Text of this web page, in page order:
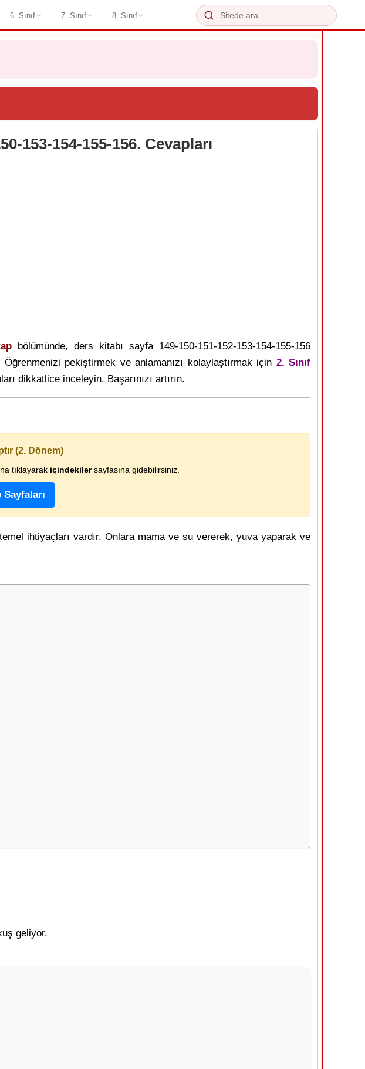
6. Sınıf 7. Sınıf 8. Sınıf
153-154-155-156. Cevapları
bölümünde, ders kitabı sayfa 149-150-151-152-153-154-155-156
Öğrenmenizi pekiştirmek ve anlamanızı kolaylaştırmak için 2. Sınıf
dikkatlice inceleyin. Başarınızı artırın.
(2. Dönem)
tıklayarak içindekilersayfasına gidebilirsiniz.
Sayfaları
ihtiyaçları vardır. Onlara mama ve su vererek, yuva yaparak ve
geliyor.